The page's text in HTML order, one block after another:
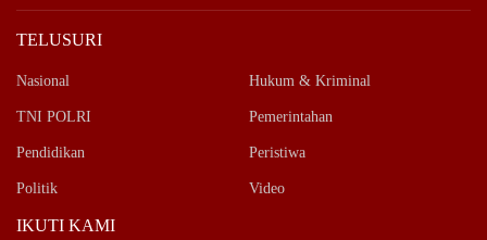
TELUSURI
Nasional Hukum & Kriminal
TNI POLRI Pemerintahan
Pendidikan Peristiwa
Politik Video
IKUTI KAMI